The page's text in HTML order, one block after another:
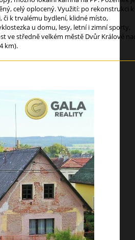
celý oplocený. Využití: po rekonstrukci k
či k trvalému bydlení, klidné místo,
u domu, lesy, letní i zimní sporty,
ve středně velkém městě Dvůr Králové
km).